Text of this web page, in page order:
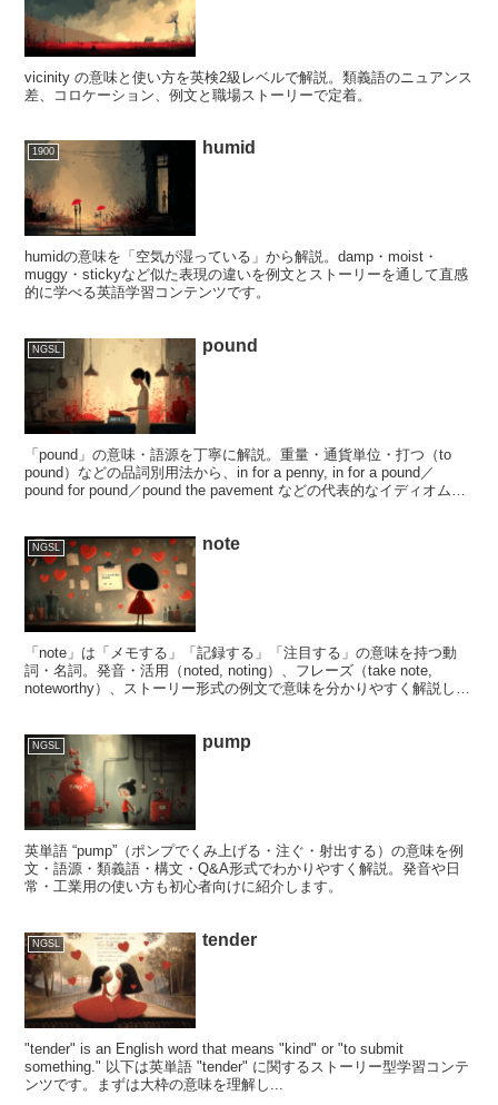
vicinity の意味と使い方を英検2級レベルで解説。類義語のニュアンス
差、コロケーション、例文と職場ストーリーで定着。
1900 humid
humidの意味を「空気が湿っている」から解説。damp・moist・
muggy・stickyなど似た表現の違いを例文とストーリーを通して直感
的に学べる英語学習コンテンツです。
NGSL pound
「pound」の意味・語源を丁寧に解説。重量・通貨単位・打つ（to
pound）などの品詞別用法から、in for a penny, in for a pound／
pound for pound／pound the pavement などの代表的なイディオムを
NGSL note
「note」は「メモする」「記録する」「注目する」の意味を持つ動
詞・名詞。発音・活用（noted, noting）、フレーズ（take note,
noteworthy）、ストーリー形式の例文で意味を分かりやすく解説しま
NGSL pump
英単語 “pump”（ポンプでくみ上げる・注ぐ・射出する）の意味を例
文・語源・類義語・構文・Q&A形式でわかりやすく解説。発音や日
常・工業用の使い方も初心者向けに紹介します。
NGSL tender
"tender" is an English word that means "kind" or "to submit
something." 以下は英単語 "tender" に関するストーリー型学習コンテ
ンツです。まずは大枠の意味を理解し...